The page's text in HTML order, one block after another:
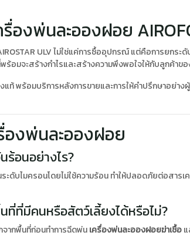
งพ่นละอองฝอย
ULV ไม่ใช่แค่การซื้ออุปกรณ์ แต่คือการยกร
อมจะสร้างกำไรและสร้างความพึงพอใจให้กับลูกค้าข
งแท้ พร้อมบริการหลังการขายและการให้คำปรึกษาอย่
องพ่นละอองฝอย
ร้อนอย่างไร?
ะดับไมครอนโดยไม่ใช้ความร้อน ทำให้ปลอดภัยต่อสาร
ที่ที่มีคนหรือสัตว์เลี้ยงได้หรือไม่?
ากพื้นที่ก่อนทำการฉีดพ่นเครื่องพ่นละอองฝอยฆ่าเชื้อ